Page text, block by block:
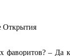
Открытия
фаворитов? – Да